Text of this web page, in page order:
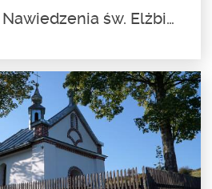
Kapliczka Nawiedzenia św. Elżbiety we Frydmanie
św.
Frydmanie
Frydman